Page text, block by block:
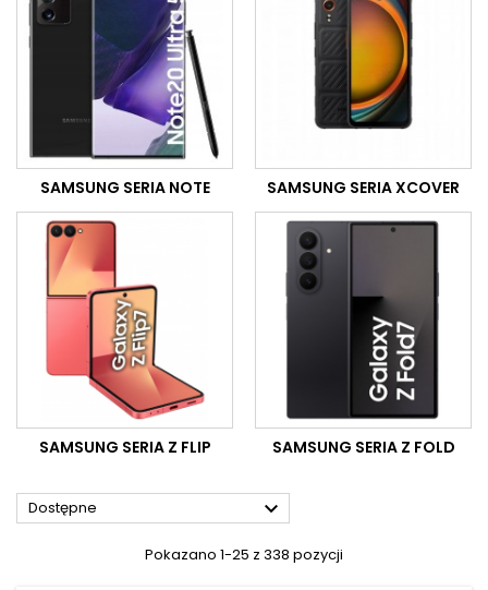
SAMSUNG SERIA NOTE SAMSUNG SERIA XCOVER
SAMSUNG SERIA Z FLIP SAMSUNG SERIA Z FOLD
Dostępne 
Pokazano 1-25 z 338 pozycji